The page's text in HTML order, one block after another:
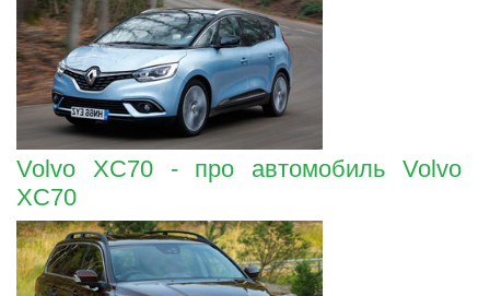
Volvo XC70 - про автомобиль Volvo
XC70